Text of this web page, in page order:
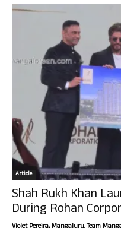
Article
Shah Rukh Khan
During Rohan